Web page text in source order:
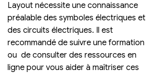
Layout nécessite une connaissance
préalable des symboles électriques et
des circuits électriques. Il est
recommandé de suivre une formation
ou  de consulter des ressources en
ligne pour vous aider à maîtriser ces